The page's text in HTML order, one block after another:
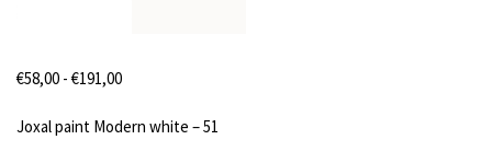
€58,00 - €191,00Prijsklasse:
tot
Joxal paint Modern white – 51